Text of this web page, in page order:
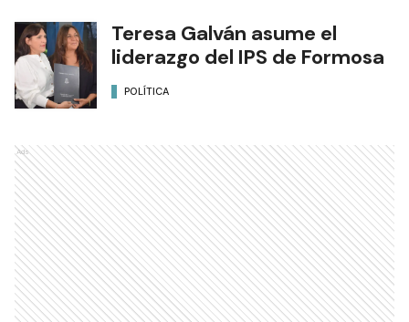
Teresa Galván asume el
liderazgo del IPS de Formosa
POLÍTICA
Ads